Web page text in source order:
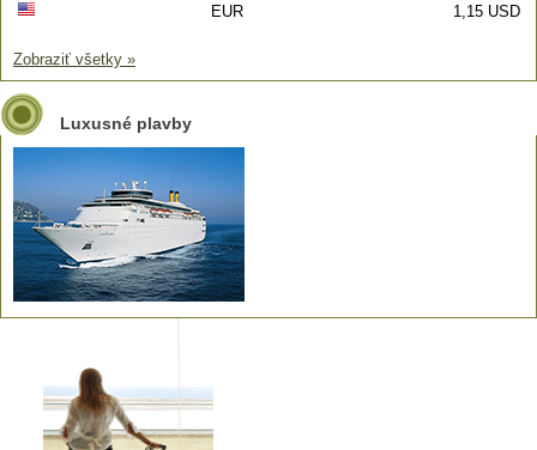
EUR
1,15 USD
Zobraziť všetky »
Luxusné plavby